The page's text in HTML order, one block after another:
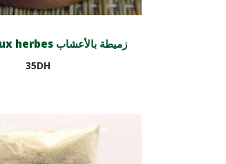
Zomita aux herbes زميطة بالأعشاب
35DH